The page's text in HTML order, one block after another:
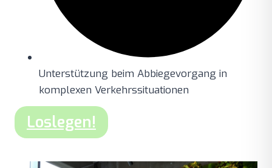
Unterstützung beim Abbiegevorgang in
komplexen Verkehrssituationen
Loslegen!